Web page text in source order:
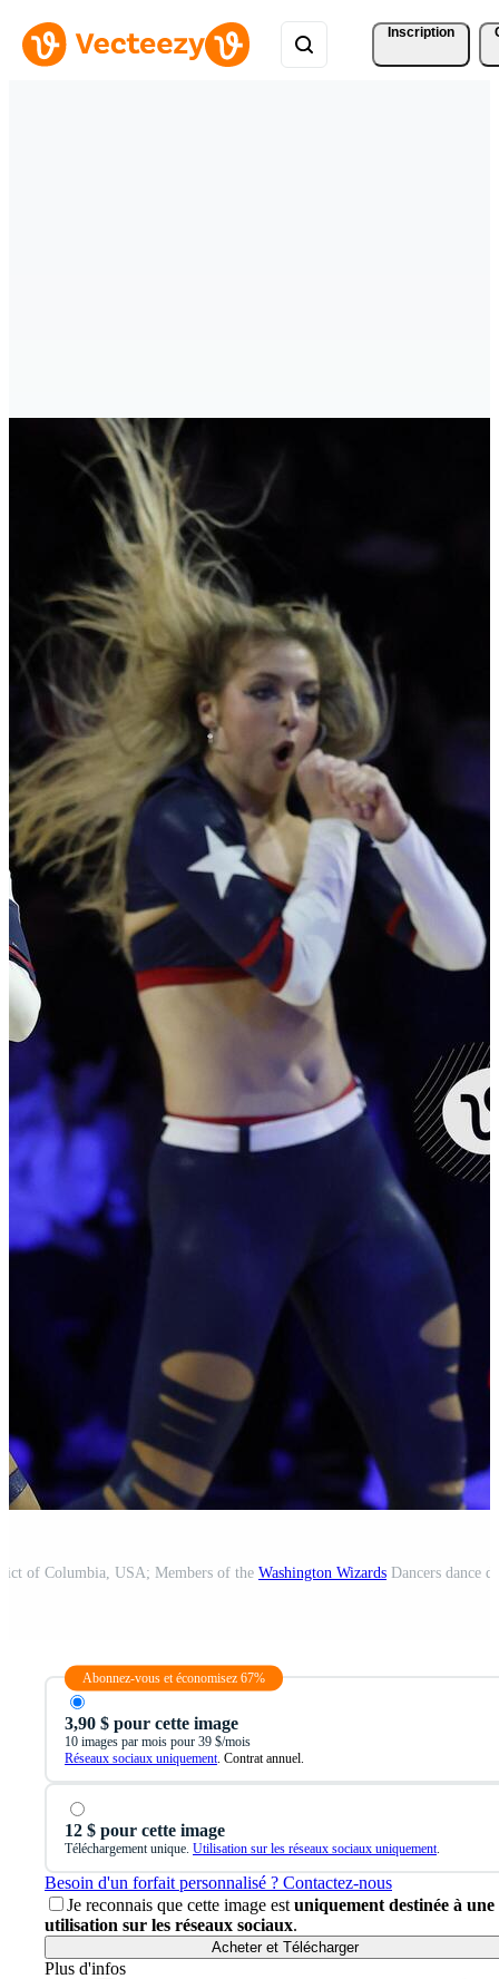
Inscription
of Columbia, USA; Members of the Washington Wizards Dancers dance during a timeout against the
Abonnez-vous et économisez 67%
3,90 $ pour cette image
10 images par mois pour 39 $/mois
Réseaux sociaux uniquement . Contrat annuel.
12 $ pour cette image
Téléchargement unique. Utilisation sur les réseaux sociaux uniquement
Besoin d'un forfait personnalisé ? Contactez-nous
Je reconnais que cette image est uniquement destinée à une
utilisation sur les réseaux sociaux.
Acheter et Télécharger
Plus d'infos